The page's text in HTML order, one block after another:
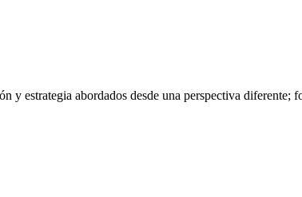
y estrategia abordados desde una perspectiva